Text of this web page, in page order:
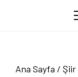
Ana Sayfa / Şiir